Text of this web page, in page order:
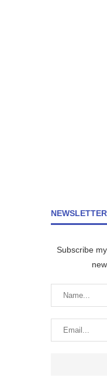
NEWSLETTER
Subscribe